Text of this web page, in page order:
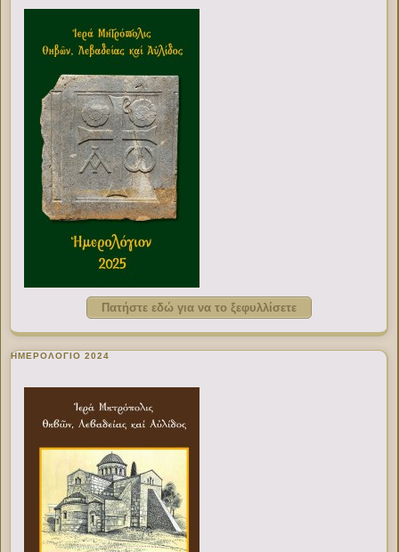
Πατήστε εδώ για να το ξεφυλλίσετε
ΗΜΕΡΟΛΟΓΙΟ 2024